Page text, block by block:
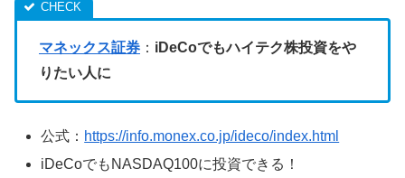
マネックス証券 ： iDeCoでもハイテク株投資をや
りたい人に
公式： https://info.monex.co.jp/ideco/index.html
iDeCoでもNASDAQ100に投資できる！